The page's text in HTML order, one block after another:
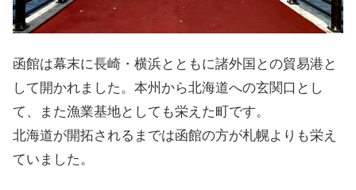
函館は幕末に長崎・横浜とともに諸外国との貿易港と
して開かれました。本州から北海道への玄関口とし
て、また漁業基地としても栄えた町です。
北海道が開拓されるまでは函館の方が札幌よりも栄え
ていました。